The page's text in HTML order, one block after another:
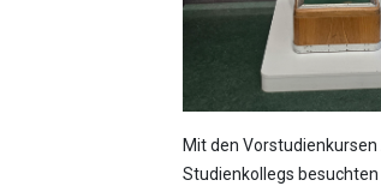
Mit den Vorstudienkursen
Studienkollegs